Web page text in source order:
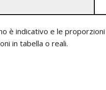
è indicativo e le
in tabella o reali.